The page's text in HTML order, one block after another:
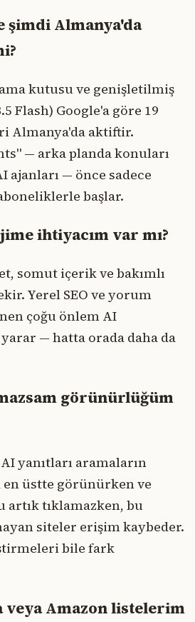
şimdi Almanya'da
kutusu ve genişletilmiş
Flash) Google'a göre 19
Almanya'da aktiftir.
— arka planda konuları
ajanları — önce sadece
başlar.
ihtiyacım var mı?
somut içerik ve bakımlı
Yerel SEO ve yorum
çoğu önlem AI
yarar — hatta orada daha da
görünürlüğüm
yanıtları aramaların
en üstte görünürken ve
artık tıklamazken, bu
siteler erişim kaybeder.
bile fark
veya Amazon listelerim